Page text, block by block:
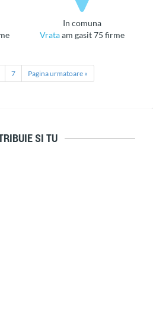
in comuna
Vrataam gasit 75 firme
7 Pagina urmatoare »
SI TU